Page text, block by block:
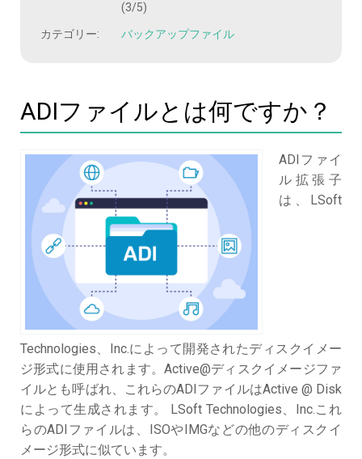
(3/5)
カテゴリー: バックアップファイル
ADIファイルとは何ですか？
ADIファイ
ル拡張子
は、LSoft
Technologies、Inc.によって開発されたディスクイメー
ジ形式に使用されます。Active@ディスクイメージファ
イルとも呼ばれ、これらのADIファイルはActive @ Disk
によって生成されます。 LSoft Technologies、Inc.これ
らのADIファイルは、ISOやIMGなどの他のディスクイ
メージ形式に似ています。